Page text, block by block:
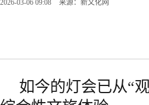
2026-03-06 09:08 来源：新文化网
如今的灯会已从“